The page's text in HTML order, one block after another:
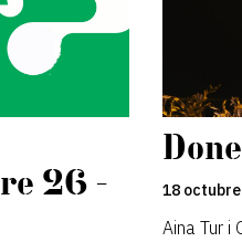
26 - 18 octubre
Aina Tur i